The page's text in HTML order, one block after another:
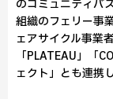
のコミュニティバ
組織のフェリー事
ェアサイクル事業
「PLATEAU」「
ェクト」とも連携